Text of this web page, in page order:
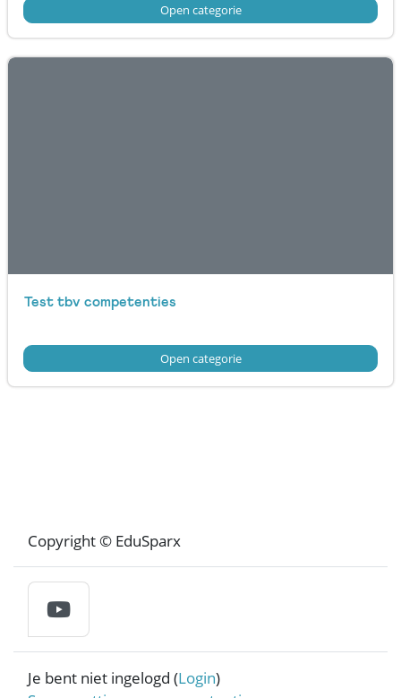
Open categorie
Test tbv competenties
Open categorie
Copyright © EduSparx
Je bent niet ingelogd (Login)